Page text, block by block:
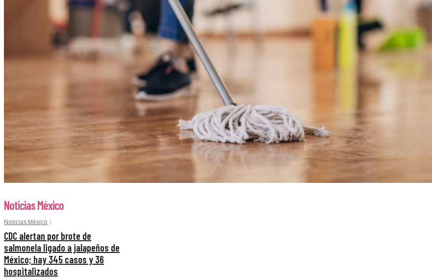
Noticias México
Noticias México
CDC alertan por brote de
salmonela ligado a jalapeños de
México; hay 345 casos y 36
hospitalizados